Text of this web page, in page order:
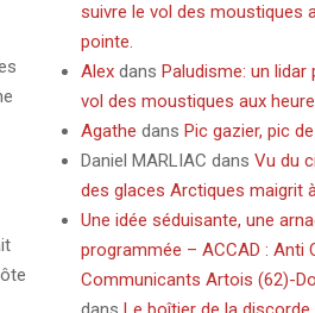
suivre le vol des moustiques
pointe.
Alexdans Paludisme: un lidar
vol des moustiques aux
Agathe dans Pic gazier, pic
Daniel MARLIAC dans Vu du
des glaces Arctiques maigrit
Une idée séduisante, une
programmée – ACCAD : Anti
Communicants Artois (62)-